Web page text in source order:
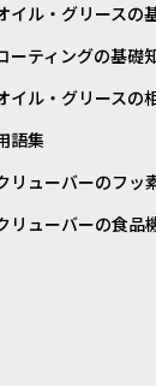
イル・グリースの
ーティングの基礎
イル・グリースの
語集
リューバーのフッ
リューバーの食品